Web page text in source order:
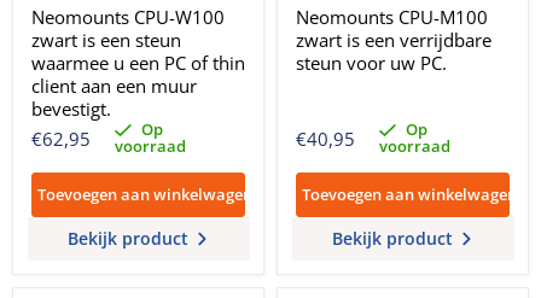
Neomounts CPU-W100
zwart is een steun
waarmee u een PC of thin
client aan een muur
bevestigt.
€62,95
Op
voorraad
Toevoegen aan winkelwagen
Bekijk product
Neomounts CPU-M100
zwart is een verrijdbare
steun voor uw PC.
€40,95 Op
voorraad
Toevoegen aan winkelwagen
Bekijk product